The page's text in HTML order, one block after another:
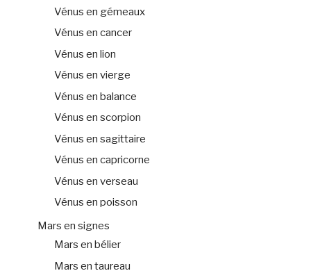
Vénus en gémeaux
Vénus en cancer
Vénus en lion
Vénus en vierge
Vénus en balance
Vénus en scorpion
Vénus en sagittaire
Vénus en capricorne
Vénus en verseau
Vénus en poisson
Mars en signes
Mars en bélier
Mars en taureau